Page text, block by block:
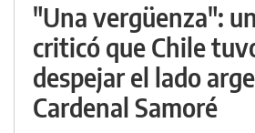
"Una vergüenza":
criticó que Chile
despejar el lado
Cardenal Samoré